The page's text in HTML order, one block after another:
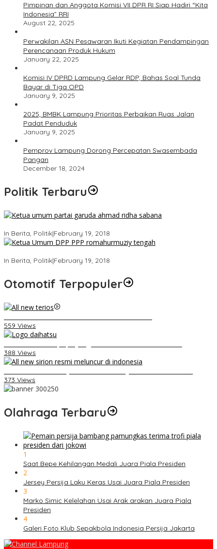
Pimpinan dan Anggota Komisi VII DPR RI Siap Hadiri “Kita
Indonesia” RRI
August 22, 2025
Perwakilan ASN Pesawaran Ikuti Kegiatan Pendampingan
Perencanaan Produk Hukum
January 22, 2025
Komisi IV DPRD Lampung Gelar RDP, Bahas Soal Tunda
Bayar di Tiga OPD
January 9, 2025
2025, BMBK Lampung Prioritas Perbaikan Ruas Jalan
Padat Penduduk
January 9, 2025
Pemprov Lampung Dorong Percepatan Swasembada
Pangan
December 18, 2024
Politik Terbaru
In Berita, Politik|February 19, 2018
In Berita, Politik|February 19, 2018
Otomotif Terpopuler
559 Views
388 Views
373 Views
Olahraga Terbaru
1
Saat Bepe Kehilangan Medali Juara Piala Presiden
2
Jersey Persija Laku Keras Usai Juara Piala Presiden
3
Marko Simic Kelelahan Usai Arak arakan Juara Piala
Presiden
4
Galeri Foto Klub Sepakbola Indonesia Persija Jakarta